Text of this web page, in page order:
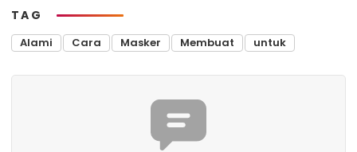
TAG
Alami Cara Masker Membuat untuk